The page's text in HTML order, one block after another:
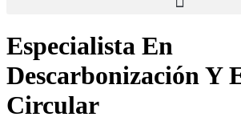
Especialista En
Descarbonización Y
Circular